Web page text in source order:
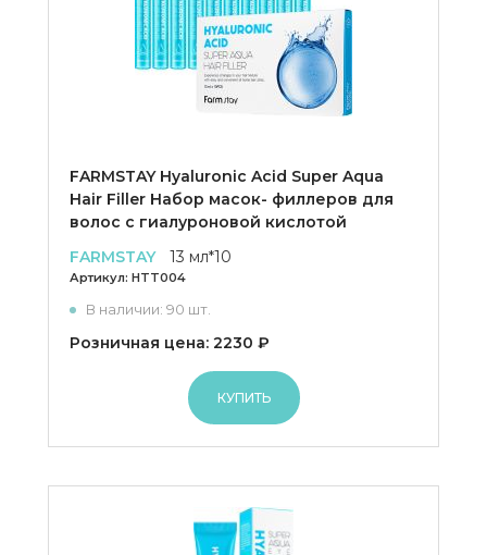
FARMSTAY Hyaluronic Acid Super Aqua
Hair Filler Набор масок- филлеров для
волос с гиалуроновой кислотой
FARMSTAY
13 мл*10
Артикул: HTT004
В наличии: 90 шт.
Розничная цена: 2230 ₽
КУПИТЬ